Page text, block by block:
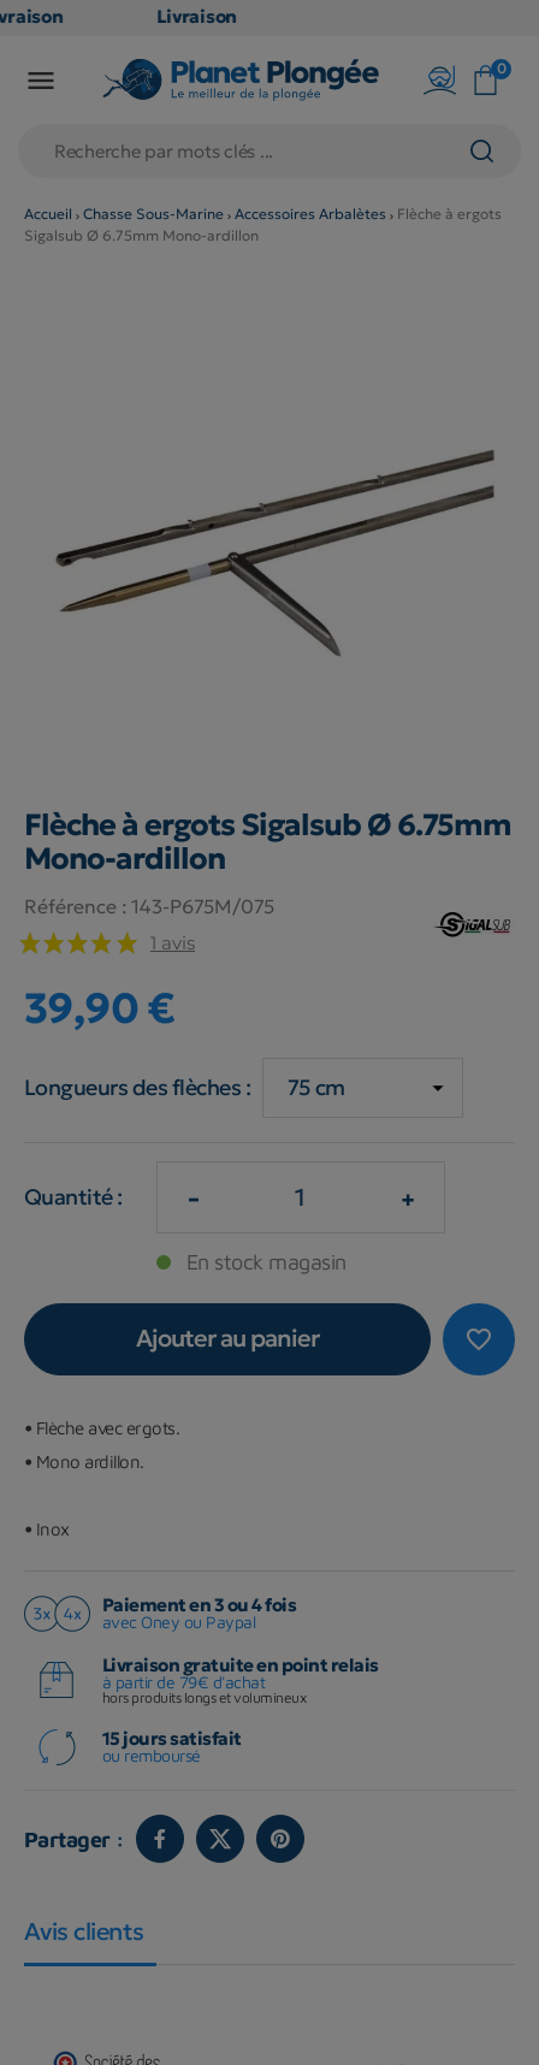
Livraison
en point
79€
(hors
produits
 0
Accueil Chasse Sous-Marine Accessoires Arbalètes
Flèche à ergots
Sigalsub Ø 6.75mm Mono-ardillon
Flèche à ergots Sigalsub Ø 6.75mm
Mono-ardillon
Référence : 143-P675M/075
1 avis
39,90 €
Longueurs des flèches :
Quantité : - +
En stock magasin
favorite_border
Ajouter au panier
• Flèche avec ergots.
• Mono ardillon.
• Inox
Paiement en 3 ou 4 fois
avec Oney ou Paypal
Livraison gratuite en point relais
à partir de 79€ d'achat
hors produits longs et volumineux
15 jours satisfait
ou remboursé
Partager :
Avis clients